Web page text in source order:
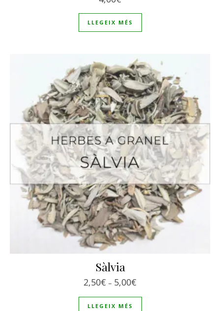
LLEGEIX MÉS
Sàlvia
2,50€ – 5,00€
LLEGEIX MÉS